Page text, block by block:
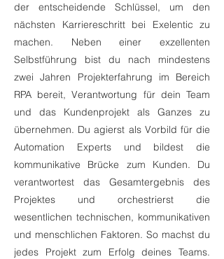
der entscheidende Schlüssel, um den
nächsten Karriereschritt bei Exelentic zu
machen. Neben einer exzellenten
Selbstführung bist du nach mindestens
zwei Jahren Projekterfahrung im Bereich
RPA bereit, Verantwortung für dein Team
und das Kundenprojekt als Ganzes zu
übernehmen. Du agierst als Vorbild für die
Automation Experts und bildest die
kommunikative Brücke zum Kunden. Du
verantwortest das Gesamtergebnis des
Projektes und orchestrierst die
wesentlichen technischen, kommunikativen
und menschlichen Faktoren. So machst du
jedes Projekt zum Erfolg deines Teams.